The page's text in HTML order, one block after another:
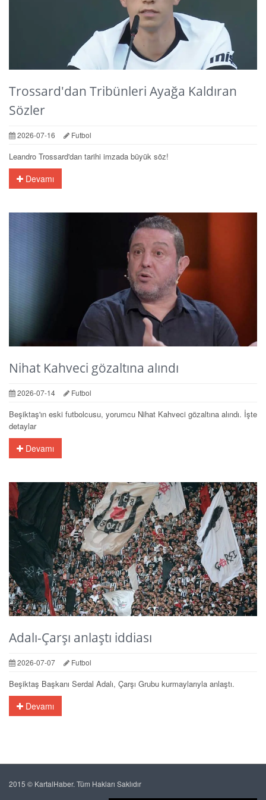
Trossard'dan Tribünleri Ayağa Kaldıran
Sözler
2026-07-16 Futbol
Leandro Trossard'dan tarihi imzada büyük söz!
Devamı
Nihat Kahveci gözaltına alındı
2026-07-14 Futbol
Beşiktaş'ın eski futbolcusu, yorumcu Nihat Kahveci gözaltına alındı. İşte
detaylar
Devamı
Adalı-Çarşı anlaştı iddiası
2026-07-07 Futbol
Beşiktaş Başkanı Serdal Adalı, Çarşı Grubu kurmaylarıyla anlaştı.
Devamı
2015 © KartalHaber. Tüm Hakları Saklıdır